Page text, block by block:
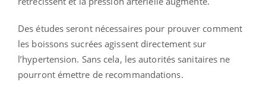
Des études seront nécessaires pour prouver comment
les boissons sucrées agissent directement sur
l’hypertension. Sans cela, les autorités sanitaires ne
pourront émettre de recommandations.